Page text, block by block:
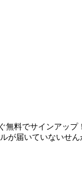
無料でサインアップ
が届いていないせん